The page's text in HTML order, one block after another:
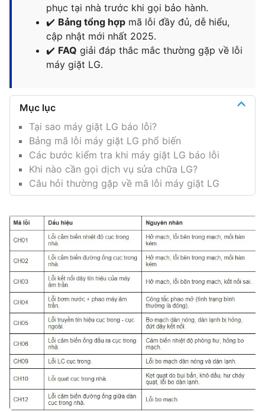
phục tại nhà trước khi gọi bảo hành.
✔️ Bảng tổng hợp mã lỗi đầy đủ, dễ hiểu,
cập nhật mới nhất 2025.
✔️ FAQ giải đáp thắc mắc thường gặp về lỗi
máy giặt LG.
Mục lục
Tại sao máy giặt LG báo lỗi?
Bảng mã lỗi máy giặt LG phổ biến
Các bước kiểm tra khi máy giặt LG báo lỗi
Khi nào cần gọi dịch vụ sửa chữa LG?
Câu hỏi thường gặp về mã lỗi máy giặt LG